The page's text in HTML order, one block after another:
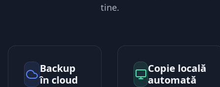
tine.
Backup
în cloud
Copie locală
automată